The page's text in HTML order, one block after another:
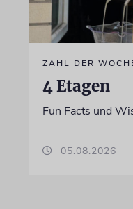
ZAHL DER
4 Etagen
Fun Facts und
05.08.2026